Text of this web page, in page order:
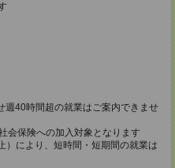
40時間超の就業はご案内できませ
会保険への加入対象となります
により、短時間・短期間の就業は